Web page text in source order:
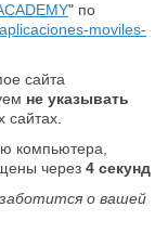
" по
moviles-
сайта
не указывать
сайтах.
компьютера,
через 4секунд
заботится о вашей